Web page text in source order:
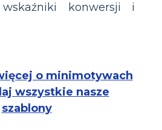
konwersji i
o minimotywach
wszystkie nasze
szablony